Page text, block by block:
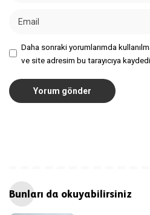
Daha sonraki yorumlarımda
ve site adresim bu tarayıcıya
Bunları da okuyabilirsiniz